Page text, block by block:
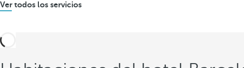
Ver todos los servicios